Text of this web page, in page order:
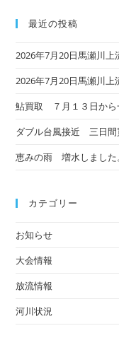
最近の投稿
2026年7月20日馬瀬川
2026年7月20日馬瀬川
鮎買取 ７月１３日から
ダブル台風接近 三日間
恵みの雨 増水しました
カテゴリー
お知らせ
大会情報
放流情報
河川状況